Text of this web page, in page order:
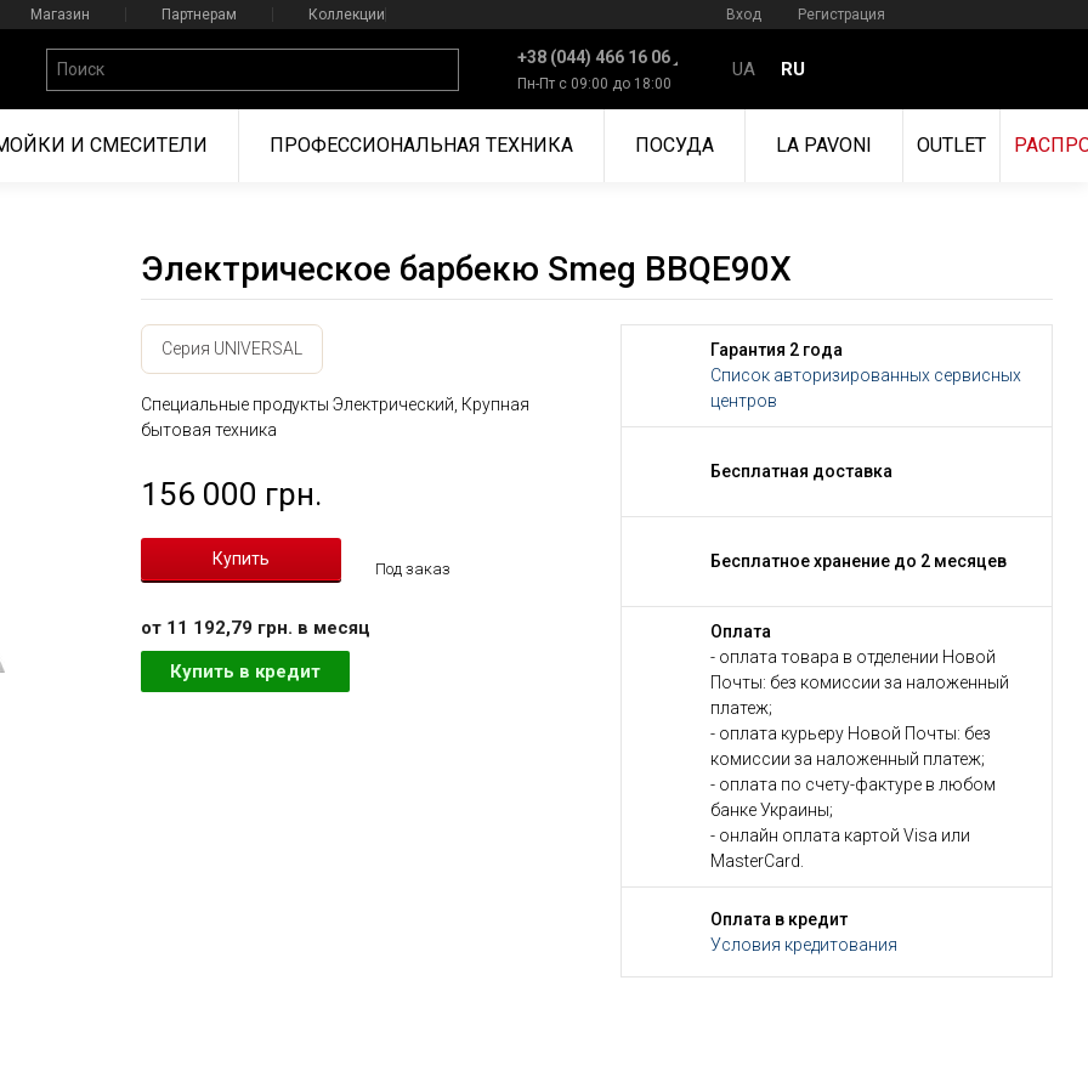
Магазин Партнерам Коллекции Вход Регистрация
+38 (044) 466 16 06
Пн-Пт с 09:00 до 18:00
UA RU
И СМЕСИТЕЛИ ПРОФЕССИОНАЛЬНАЯ ТЕХНИКА ПОСУДА LA PAVONI OUTLET
Электрическое барбекю Smeg BBQE90X
Серия UNIVERSAL
Специальные продукты Электрический, Крупная
бытовая техника
156 000 грн.
Под заказ
от 11 192,79 грн. в месяц
Купить в кредит
Гарантия 2 года
Список авторизированных сервисных
центров
Бесплатная доставка
Бесплатное хранение до 2 месяцев
Оплата
- оплата товара в отделении Новой
Почты: без комиссии за наложенный
платеж;
- оплата курьеру Новой Почты: без
комиссии за наложенный платеж;
- оплата по счету-фактуре в любом
банке Украины;
- онлайн оплата картой Visa или
MasterCard.
Оплата в кредит
Условия кредитования